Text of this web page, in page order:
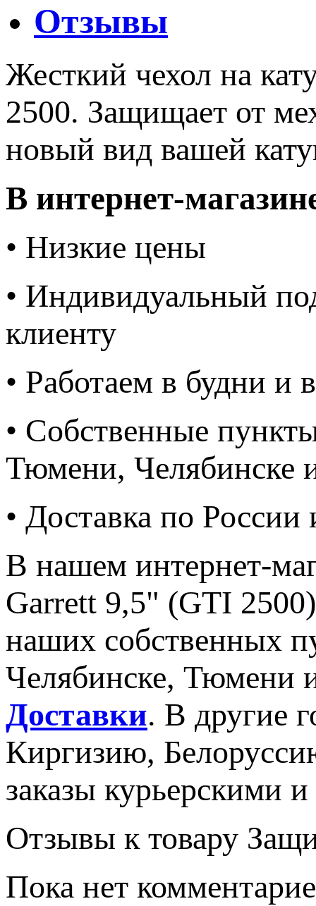
Отзывы
Жесткий чехол на
2500. Защищает от
новый вид вашей
В интернет-
• Низкие цены
• Индивидуальный
клиенту
• Работаем в будни и
• Собственные
Тюмени, Челябинске
• Доставка по
В нашем интернет-
Garrett 9,5" (GTI
наших собственных
Челябинске, Тюмени
Доставки. В другие
Киргизию,
заказы курьерскими
Отзывы к товару
Пока нет